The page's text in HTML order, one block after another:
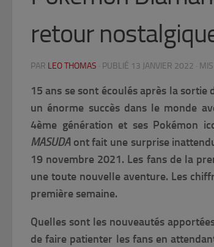
retour
PAR LEO THOMAS · PUBLIÉ 13 JANVIER 2022 ·
15 ans se sont écoulés après la sortie
un énorme succès dans le monde
4ème génération et ses Pokémon
MASUDA ont fait une surprise
19 novembre 2021. Les fans de la
une toute nouvelle aventure. Les
première semaine.
Quelles sont les nouveautés
de faire patienter les fans en